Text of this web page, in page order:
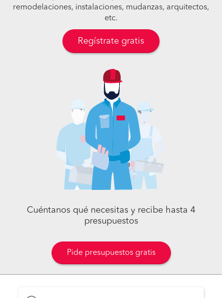
remodelaciones, instalaciones, mudanzas, arquitectos,
etc.
Regístrate gratis
Cuéntanos qué necesitas y recibe hasta 4
presupuestos
Pide presupuestos gratis